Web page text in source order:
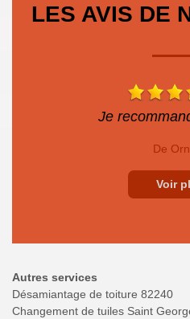
LES AVIS DE
Je
De
Voir
Autres services
Désamiantage de toiture 82240
Changement de tuiles Saint